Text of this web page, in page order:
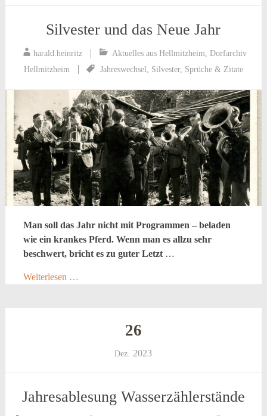
Silvester und das Neue Jahr
harald.heinritz Aktuelles aus Hellmitzheim, Dorfarchiv
Hellmitzheim
Jahreswechsel , Silvester, Sprüche & Zitate
Man soll das Jahr nicht mit Programmen – beladen
wie ein krankes Pferd. Wenn man es allzu sehr
beschwert, bricht es zu guter Letzt …
Weiterlesen …
26
Dez. 2023
Jahresablesung Wasserzählerstände